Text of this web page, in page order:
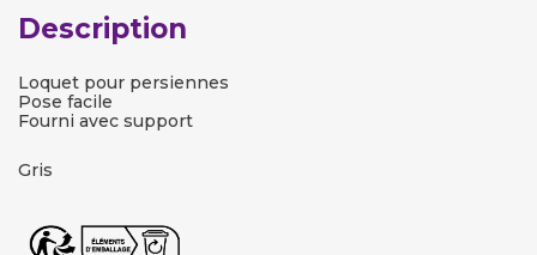
Description
Loquet pour persiennes
Pose facile
Fourni avec support
Gris